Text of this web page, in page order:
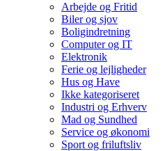
Arbejde og Fritid
Biler og sjov
Boligindretning
Computer og IT
Elektronik
Ferie og lejligheder
Hus og Have
Ikke kategoriseret
Industri og Erhverv
Mad og Sundhed
Service og økonomi
Sport og friluftsliv